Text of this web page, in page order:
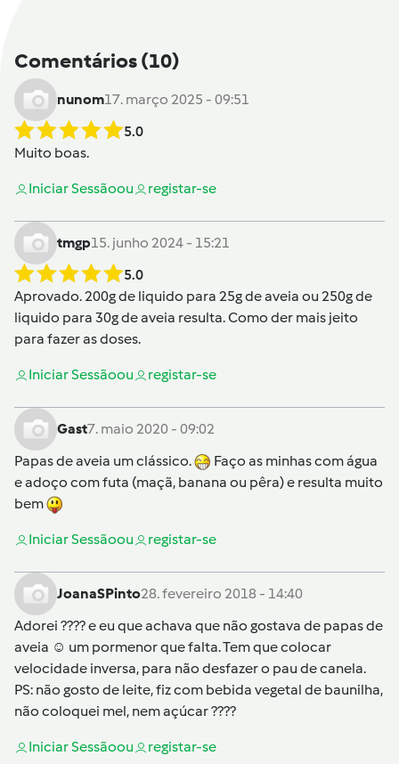
Comentários(10)
nunom17. março 2025 - 09:51
5.0
Muito boas.
Iniciar Sessãoou registar-se
tmgp15. junho 2024 - 15:21
5.0
Aprovado. 200g de liquido para 25g de aveia ou 250g de
liquido para 30g de aveia resulta. Como der mais jeito
para fazer as doses.
Iniciar Sessãoou registar-se
Gast7. maio 2020 - 09:02
Papas de aveia um clássico.
Faço as minhas com água
e adoço com futa (maçã, banana ou pêra) e resulta muito
bem
Iniciar Sessãoou registar-se
JoanaSPinto28. fevereiro 2018 - 14:40
Adorei ???? e eu que achava que não gostava de papas de
aveia ☺️ um pormenor que falta. Tem que colocar
velocidade inversa, para não desfazer o pau de canela.
PS: não gosto de leite, fiz com bebida vegetal de baunilha,
não coloquei mel, nem açúcar ????
Iniciar Sessãoou registar-se